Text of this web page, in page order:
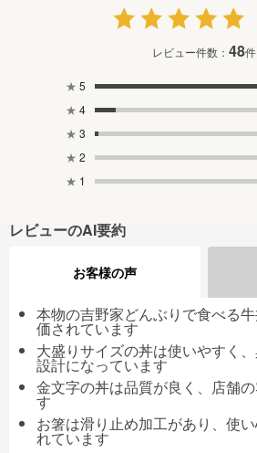
レビュー件数： 48件
★ 5
★ 4
★ 3
★ 2
★ 1
レビューのAI要約
お客様の声
本物の吉野家どんぶりで食べる
価されています
大盛りサイズの丼は使いやすく
設計になっています
金文字の丼は品質が良く、店舗
す
お箸は滑り止め加工があり、使
れています